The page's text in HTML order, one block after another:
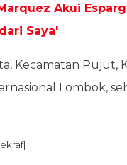
Akui
Saya'
Kecamatan Pujut,
Lombok,